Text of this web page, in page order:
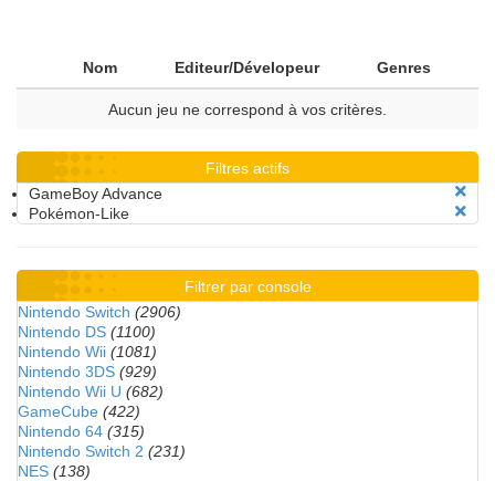
Nom Editeur/Dévelopeur Genres
Aucun jeu ne correspond à vos critères.
Filtres actifs
GameBoy Advance
Pokémon-Like
Filtrer par console
Nintendo Switch (2906)
Nintendo DS (1100)
Nintendo Wii (1081)
Nintendo 3DS (929)
Nintendo Wii U (682)
GameCube (422)
Nintendo 64 (315)
Nintendo Switch 2 (231)
NES (138)